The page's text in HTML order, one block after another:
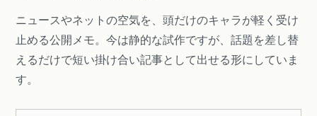
ニュースやネットの空気を、頭だけのキャラが軽く受け
止める公開メモ。今は静的な試作ですが、話題を差し替
えるだけで短い掛け合い記事として出せる形にしていま
す。